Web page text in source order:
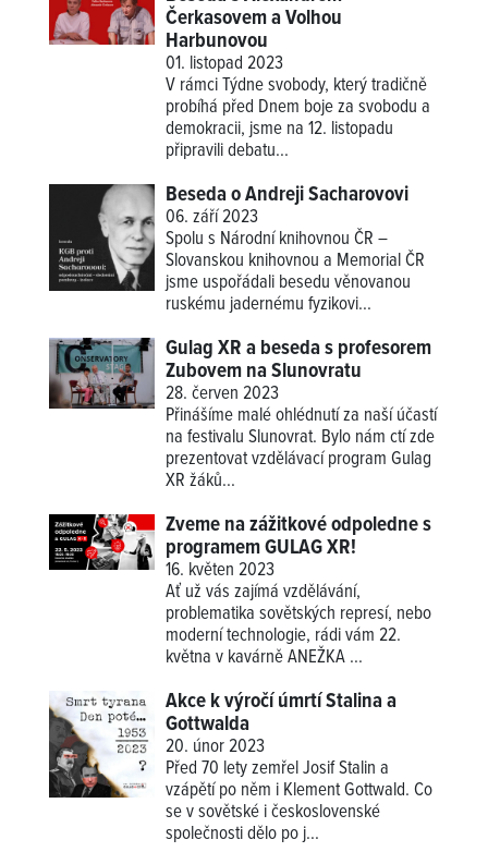
Čerkasovem a Volhou
Harbunovou
01. listopad 2023
V rámci Týdne svobody, který tradičně
probíhá před Dnem boje za svobodu a
demokracii, jsme na 12. listopadu
připravili debatu...
Beseda o Andreji Sacharovovi
06. září 2023
Spolu s Národní knihovnou ČR –
Slovanskou knihovnou a Memorial ČR
jsme uspořádali besedu věnovanou
ruskému jadernému fyzikovi...
Gulag XR a beseda s profesorem
Zubovem na Slunovratu
28. červen 2023
Přinášíme malé ohlédnutí za naší účastí
na festivalu Slunovrat. Bylo nám ctí zde
prezentovat vzdělávací program Gulag
XR žáků...
Zveme na zážitkové odpoledne s
programem GULAG XR!
16. květen 2023
Ať už vás zajímá vzdělávání,
problematika sovětských represí, nebo
moderní technologie, rádi vám 22.
května v kavárně ANEŽKA ...
Akce k výročí úmrtí Stalina a
Gottwalda
20. únor 2023
Před 70 lety zemřel Josif Stalin a
vzápětí po něm i Klement Gottwald. Co
se v sovětské i československé
společnosti dělo po j...